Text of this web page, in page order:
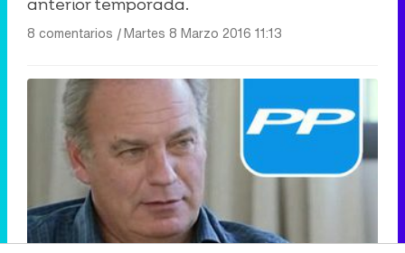
anterior temporada.
8 comentarios |Martes 8 Marzo 2016 11:13